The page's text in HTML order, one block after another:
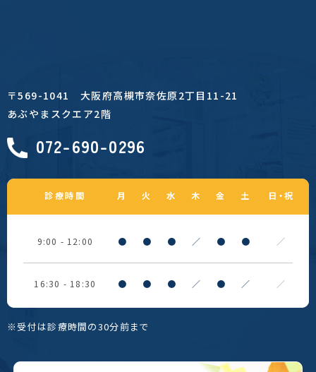
〒569-1041大阪府高槻市奈佐原2丁目11-21
あぶやまスクエア2階
072-690-0296
診療時間 月 火 水 木 金 土 日・祝
9:00 - 12:00 ● ● ● ／ ● ● ／
16:30 - 18:30 ● ● ● ／ ● ／ ／
※受付は診療時間の30分前まで